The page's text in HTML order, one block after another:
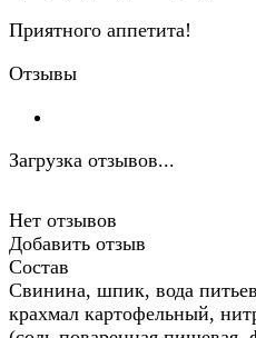
Приятного аппетита!
Отзывы
Загрузка отзывов...
Нет отзывов
Добавить отзыв
Состав
Свинина, шпик, вода
крахмал картофельный,